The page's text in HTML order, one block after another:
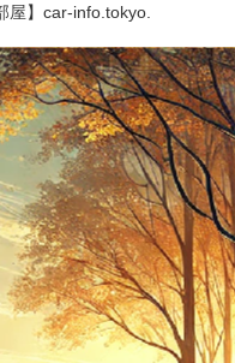
屋】car-info.tokyo.